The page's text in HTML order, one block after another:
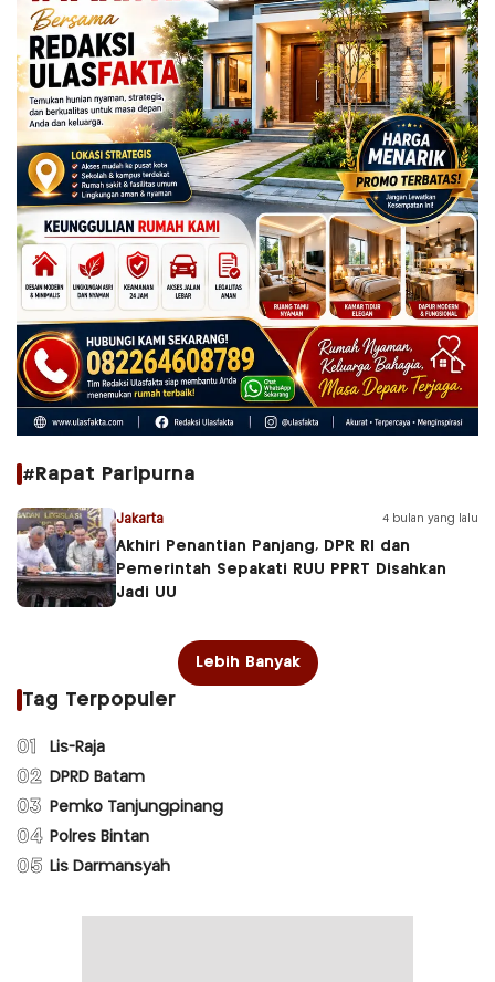
#Rapat Paripurna
Jakarta 4 bulan yang lalu
Akhiri Penantian Panjang, DPR RI dan
Pemerintah Sepakati RUU PPRT Disahkan
Jadi UU
Lebih Banyak
Tag Terpopuler
01 Lis-Raja
02 DPRD Batam
03 Pemko Tanjungpinang
04 Polres Bintan
05 Lis Darmansyah